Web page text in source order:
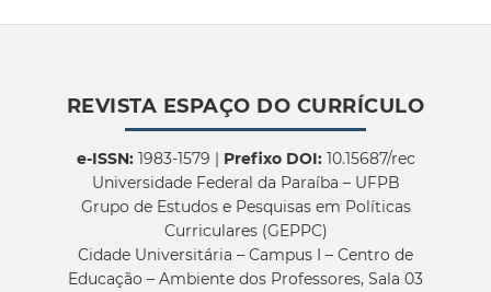
REVISTA ESPAÇO DO CURRÍCULO
e-ISSN:1983-1579 | Prefixo DOI:10.15687/rec
Universidade Federal da Paraíba – UFPB
Grupo de Estudos e Pesquisas em Políticas
Curriculares (GEPPC)
Cidade Universitária – Campus I – Centro de
Educação – Ambiente dos Professores, Sala 03